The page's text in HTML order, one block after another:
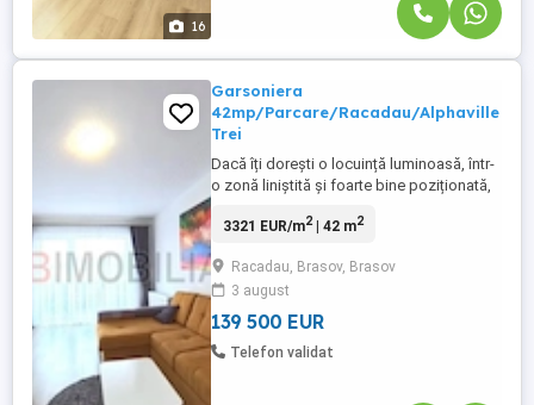
16
Garsoniera
42mp/Parcare/Racadau/Alphaville
Trei
Dacă îți dorești o locuință luminoasă, într-
o zonă liniștită și foarte bine poziționată,
Alphaville 3, în Răcădău, poate fi alegerea
compartimentată și beneficiază de un
balcon generos, avand o priveliste
superba. Deasemenea ...
3321 EUR/m2| 42 m2
Racadau, Brasov, Brasov
3 august
139 500 EUR
Telefon validat